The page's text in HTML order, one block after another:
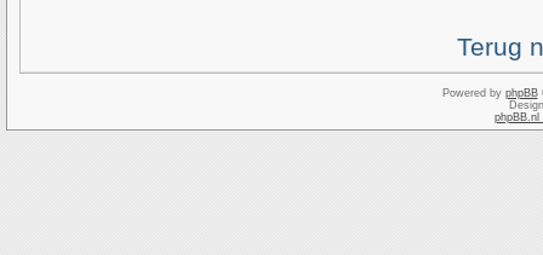
Terug
Powered by phpBB
phpBB.nl